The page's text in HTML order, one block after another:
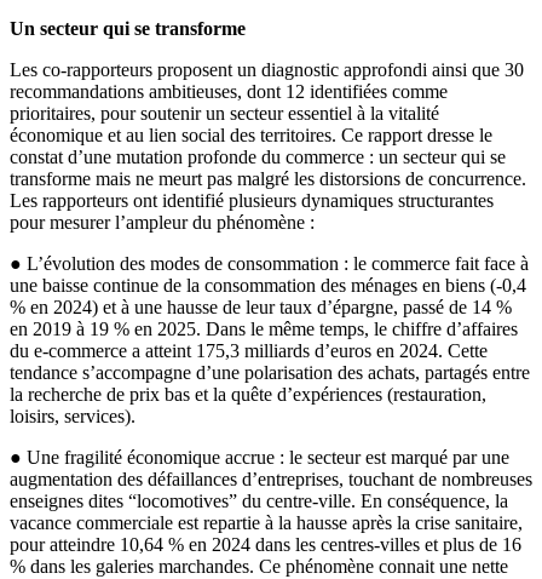
Un secteur qui se transforme
Les co-rapporteurs proposent un diagnostic approfondi ainsi que 30
recommandations ambitieuses, dont 12 identifiées comme
prioritaires, pour soutenir un secteur essentiel à la vitalité
économique et au lien social des territoires. Ce rapport dresse le
constat d’une mutation profonde du commerce : un secteur qui se
transforme mais ne meurt pas malgré les distorsions de concurrence.
Les rapporteurs ont identifié plusieurs dynamiques structurantes
pour mesurer l’ampleur du phénomène :
● L’évolution des modes de consommation : le commerce fait face à
une baisse continue de la consommation des ménages en biens (-0,4
% en 2024) et à une hausse de leur taux d’épargne, passé de 14 %
en 2019 à 19 % en 2025. Dans le même temps, le chiffre d’affaires
du e-commerce a atteint 175,3 milliards d’euros en 2024. Cette
tendance s’accompagne d’une polarisation des achats, partagés entre
la recherche de prix bas et la quête d’expériences (restauration,
loisirs, services).
● Une fragilité économique accrue : le secteur est marqué par une
augmentation des défaillances d’entreprises, touchant de nombreuses
enseignes dites “locomotives” du centre-ville. En conséquence, la
vacance commerciale est repartie à la hausse après la crise sanitaire,
pour atteindre 10,64 % en 2024 dans les centres-villes et plus de 16
% dans les galeries marchandes. Ce phénomène connait une nette